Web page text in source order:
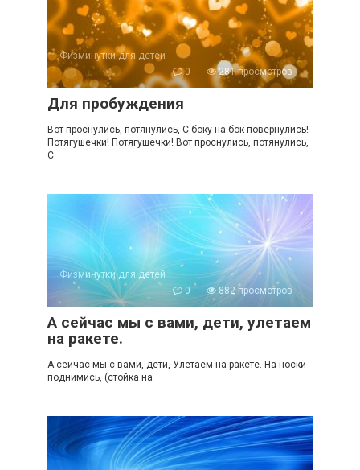
Физминутки для детей
0
281 просмотров
Для пробуждения
Вот проснулись, потянулись, С боку на бок повернулись!
Потягушечки! Потягушечки! Вот проснулись, потянулись,
С
Физминутки для детей
0
882 просмотров
А сейчас мы с вами, дети, улетаем
на ракете.
А сейчас мы с вами, дети, Улетаем на ракете. На носки
поднимись, (стойка на